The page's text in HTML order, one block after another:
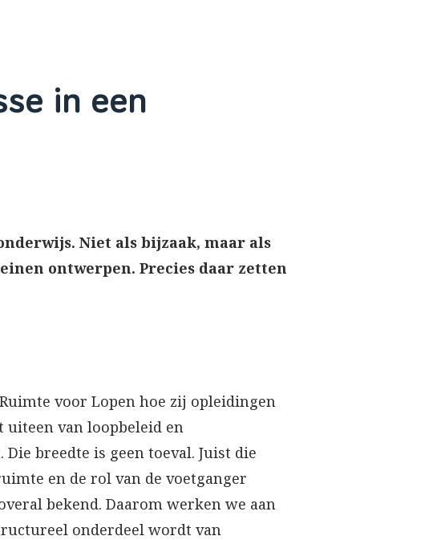
in een
Niet als bijzaak, maar als
ontwerpen. Precies daar zetten
voor Lopen hoe zij opleidingen
van loopbeleid en
breedte is geen toeval. Juist die
en de rol van de voetganger
bekend. Daarom werken we aan
onderdeel wordt van